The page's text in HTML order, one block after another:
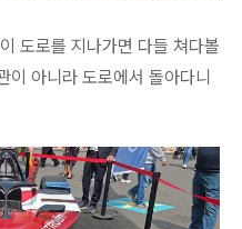
도로를 지나가면 다들 쳐다볼
이 아니라 도로에서 돌아다니